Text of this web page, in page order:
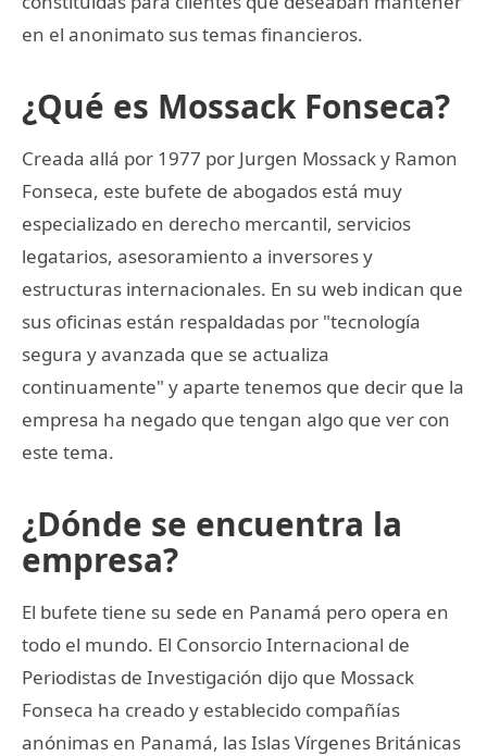
en el anonimato sus temas financieros.
¿Qué es Mossack Fonseca?
Creada allá por 1977 por Jurgen Mossack y Ramon
Fonseca, este bufete de abogados está muy
especializado en derecho mercantil, servicios
legatarios, asesoramiento a inversores y
estructuras internacionales. En su web indican que
sus oficinas están respaldadas por "tecnología
segura y avanzada que se actualiza
continuamente" y aparte tenemos que decir que la
empresa ha negado que tengan algo que ver con
este tema.
¿Dónde se encuentra la
empresa?
El bufete tiene su sede en Panamá pero opera en
todo el mundo. El Consorcio Internacional de
Periodistas de Investigación dijo que Mossack
Fonseca ha creado y establecido compañías
anónimas en Panamá, las Islas Vírgenes Británicas